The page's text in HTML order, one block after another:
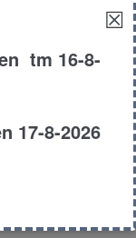
☒
tm 16-8-
17-8-2026